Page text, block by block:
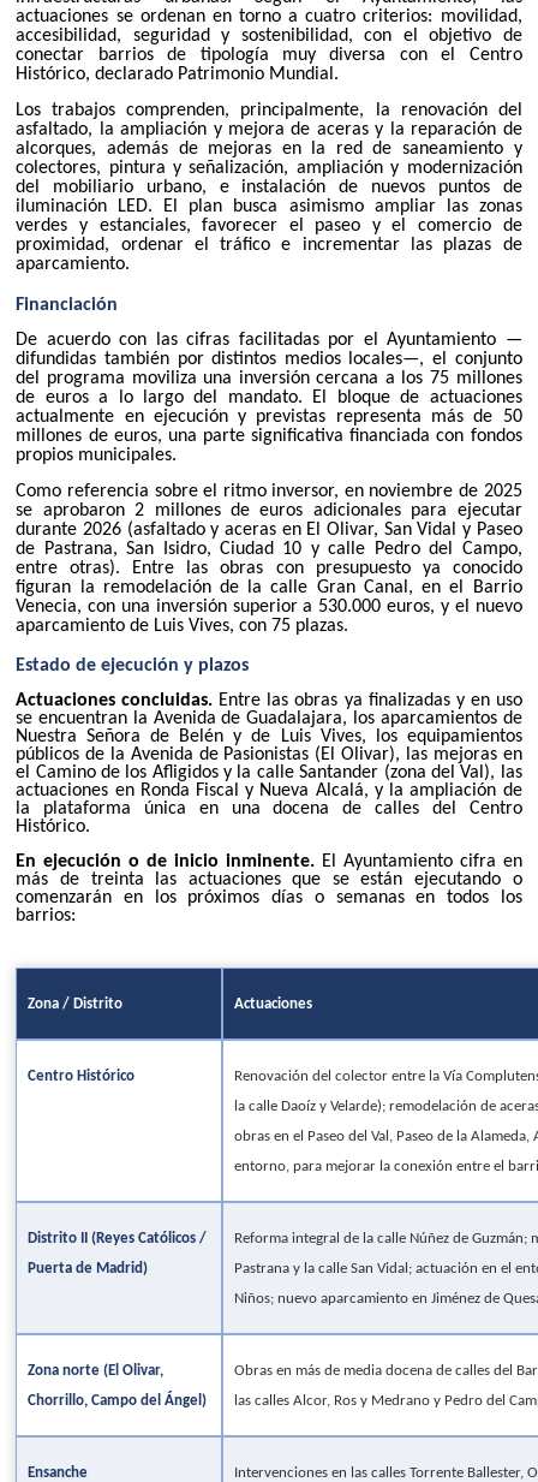
actuaciones se ordenan en torno a cuatro criterios: movilidad,
accesibilidad, seguridad y sostenibilidad, con el objetivo de
conectar barrios de tipología muy diversa con el Centro
Histórico, declarado Patrimonio Mundial.
Los trabajos comprenden, principalmente, la renovación del
asfaltado, la ampliación y mejora de aceras y la reparación de
alcorques, además de mejoras en la red de saneamiento y
colectores, pintura y señalización, ampliación y modernización
del mobiliario urbano, e instalación de nuevos puntos de
iluminación LED. El plan busca asimismo ampliar las zonas
verdes y estanciales, favorecer el paseo y el comercio de
proximidad, ordenar el tráfico e incrementar las plazas de
aparcamiento.
Financiación
De acuerdo con las cifras facilitadas por el Ayuntamiento —
difundidas también por distintos medios locales—, el conjunto
del programa moviliza una inversión cercana a los 75 millones
de euros a lo largo del mandato. El bloque de actuaciones
actualmente en ejecución y previstas representa más de 50
millones de euros, una parte significativa financiada con fondos
propios municipales.
Como referencia sobre el ritmo inversor, en noviembre de 2025
se aprobaron 2 millones de euros adicionales para ejecutar
durante 2026 (asfaltado y aceras en El Olivar, San Vidal y Paseo
de Pastrana, San Isidro, Ciudad 10 y calle Pedro del Campo,
entre otras). Entre las obras con presupuesto ya conocido
figuran la remodelación de la calle Gran Canal, en el Barrio
Venecia, con una inversión superior a 530.000 euros, y el nuevo
aparcamiento de Luis Vives, con 75 plazas.
Estado de ejecución y plazos
Actuaciones concluidas. Entre las obras ya finalizadas y en uso
se encuentran la Avenida de Guadalajara, los aparcamientos de
Nuestra Señora de Belén y de Luis Vives, los equipamientos
públicos de la Avenida de Pasionistas (El Olivar), las mejoras en
el Camino de los Afligidos y la calle Santander (zona del Val), las
actuaciones en Ronda Fiscal y Nueva Alcalá, y la ampliación de
la plataforma única en una docena de calles del Centro
Histórico.
En ejecución o de inicio inminente. El Ayuntamiento cifra en
más de treinta las actuaciones que se están ejecutando o
comenzarán en los próximos días o semanas en todos los
barrios:
Zona / Distrito Actuaciones
Centro Histórico Renovación del colector entre la Vía
la calle Daoíz y Velarde); remodelación de
obras en el Paseo del Val, Paseo de la Alameda,
entorno, para mejorar la conexión entre el
Distrito II (Reyes Católicos /
Puerta de Madrid)
Reforma integral de la calle Núñez de Guzmán;
Pastrana y la calle San Vidal; actuación en el
Niños; nuevo aparcamiento en Jiménez de
Zona norte (El Olivar,
Chorrillo, Campo del Ángel)
Obras en más de media docena de calles del
las calles Alcor, Ros y Medrano y Pedro del
Ensanche Intervenciones en las calles Torrente Ballester,